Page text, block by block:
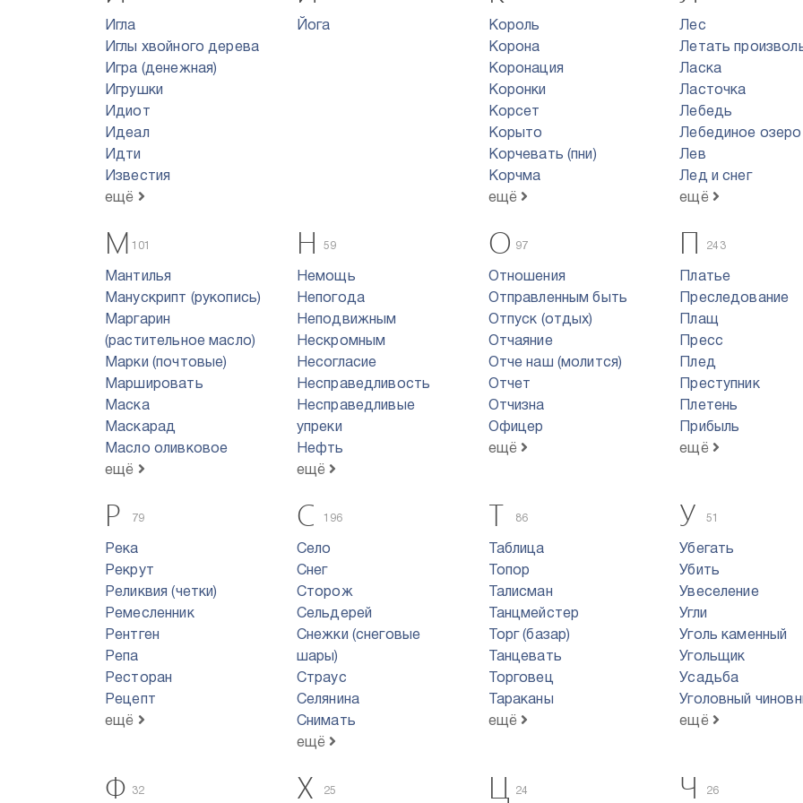
Игла
Иглы хвойного дерева
Игра (денежная)
Игрушки
Идиот
Идеал
Идти
Известия
ещё
Йога
Король
Корона
Коронация
Коронки
Корсет
Корыто
Корчевать (пни)
Корчма
ещё
Лес
Летать
Ласка
Ласточка
Лебедь
Лебединое озеро
Лев
Лед и снег
ещё
М 101
Мантилья
Манускрипт (рукопись)
Маргарин
(растительное масло)
Марки (почтовые)
Маршировать
Маска
Маскарад
Масло оливковое
ещё
Н 59
Немощь
Непогода
Неподвижным
Нескромным
Несогласие
Несправедливость
Несправедливые
упреки
Нефть
ещё
О 97
Отношения
Отправленным быть
Отпуск (отдых)
Отчаяние
Отче наш (молится)
Отчет
Отчизна
Офицер
ещё
П 243
Платье
Преследование
Плащ
Пресс
Плед
Преступник
Плетень
Прибыль
ещё
Р 79
Река
Рекрут
Реликвия (четки)
Ремесленник
Рентген
Репа
Ресторан
Рецепт
ещё
С 196
Село
Снег
Сторож
Сельдерей
Снежки (снеговые
шары)
Страус
Селянина
Снимать
ещё
Т 86
Таблица
Топор
Талисман
Танцмейстер
Торг (базар)
Танцевать
Торговец
Тараканы
ещё
У 51
Убегать
Убить
Увеселение
Угли
Уголь каменный
Угольщик
Усадьба
Уголовный
ещё
Ф 32 Х 25 Ц 24 Ч 26